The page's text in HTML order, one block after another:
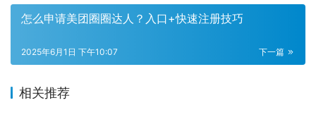
怎么申请美团圈圈达人？入口+快速注册技巧
下一篇
2025年6月1日 下午10:07
相关推荐